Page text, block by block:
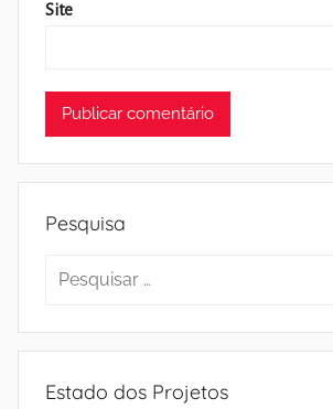
Site
Pesquisa
Pesquisar
Estado dos Projetos